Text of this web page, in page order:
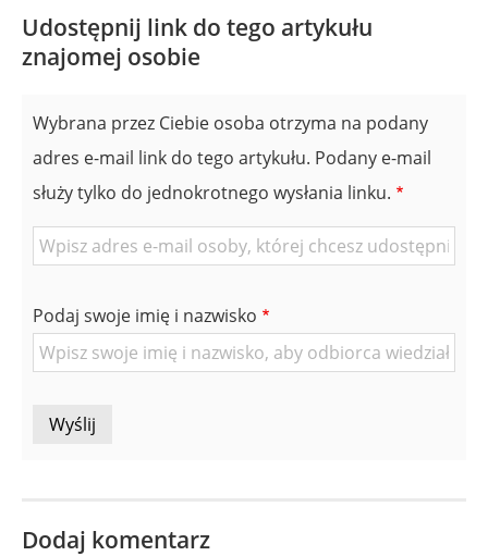
Udostępnij link do tego artykułu
znajomej osobie
Wybrana przez Ciebie osoba otrzyma na podany
adres e-mail link do tego artykułu. Podany e-mail
służy tylko do jednokrotnego wysłania linku.
E-
znajomej
Osoby
Podaj swoje imię i nazwisko
Dodaj komentarz